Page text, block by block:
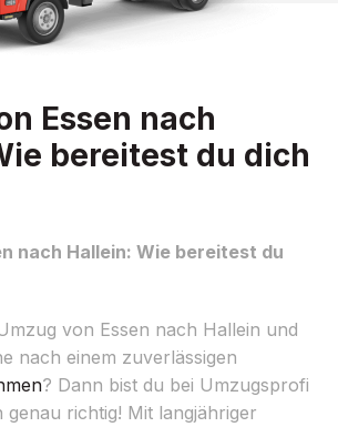
Essen nach
bereitest du dich
nach Hallein: Wie bereitest du
von Essen nach Hallein und
nach einem zuverlässigen
? Dann bist du bei Umzugsprofi
genau richtig! Mit langjähriger